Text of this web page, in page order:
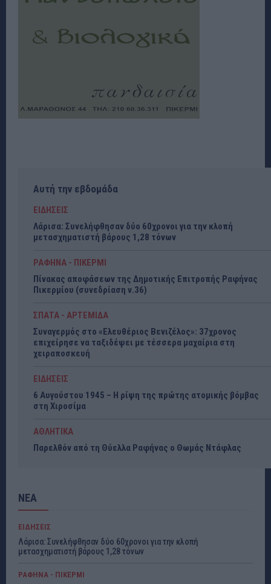
Αυτή την εβδομάδα
ΕΙΔΗΣΕΙΣ
Λάρισα: Συνελήφθησαν δύο 60χρονοι για την κλοπή
μετασχηματιστή βάρους 1,28 τόνων
ΡΑΦΗΝΑ - ΠΙΚΕΡΜΙ
Πίνακας αποφάσεων της Δημοτικής Επιτροπής Ραφήνας
Πικερμίου (συνεδρίαση ν.36)
ΣΠΑΤΑ - ΑΡΤΕΜΙΔΑ
Συναγερμός στο «Ελευθέριος Βενιζέλος»: 37χρονος
επιχείρησε να ταξιδέψει με τέσσερα μαχαίρια στη
χειραποσκευή
ΕΙΔΗΣΕΙΣ
6 Αυγούστου 1945 – Η ρίψη της πρώτης ατομικής βόμβας
στη Χιροσίμα
ΑΘΛΗΤΙΚΑ
Παρελθόν από τη Θύελλα Ραφήνας ο Θωμάς Ντάφλας
ΝΕΑ
ΕΙΔΗΣΕΙΣ
Λάρισα: Συνελήφθησαν δύο 60χρονοι για την κλοπή
μετασχηματιστή βάρους 1,28 τόνων
ΡΑΦΗΝΑ - ΠΙΚΕΡΜΙ